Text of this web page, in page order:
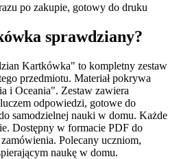
po zakupie, gotowy do druku
sprawdziany?
Kartkówka" to kompletny zestaw
przedmiotu. Materiał pokrywa
i Oceania". Zestaw zawiera
odpowiedzi, gotowe do
samodzielnej nauki w domu. Każde
Dostępny w formacie PDF do
Polecany uczniom,
naukę w domu.